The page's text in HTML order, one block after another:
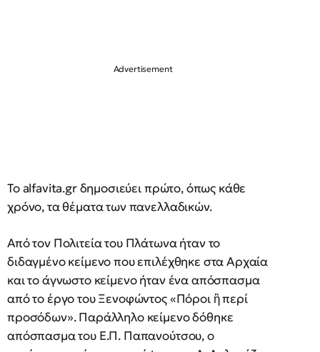
Το alfavita.gr δημοσιεύει πρώτο, όπως κάθε
χρόνο, τα θέματα των πανελλαδικών.
Από τον Πολιτεία του Πλάτωνα ήταν το
διδαγμένο κείμενο που επιλέχθηκε στα Αρχαία
και το άγνωστο κείμενο ήταν ένα απόσπασμα
από το έργο του Ξενοφώντος «Πόροι ἢ περί
προσόδων». Παράλληλο κείμενο δόθηκε
απόσπασμα του Ε.Π. Παπανούτσου, ο